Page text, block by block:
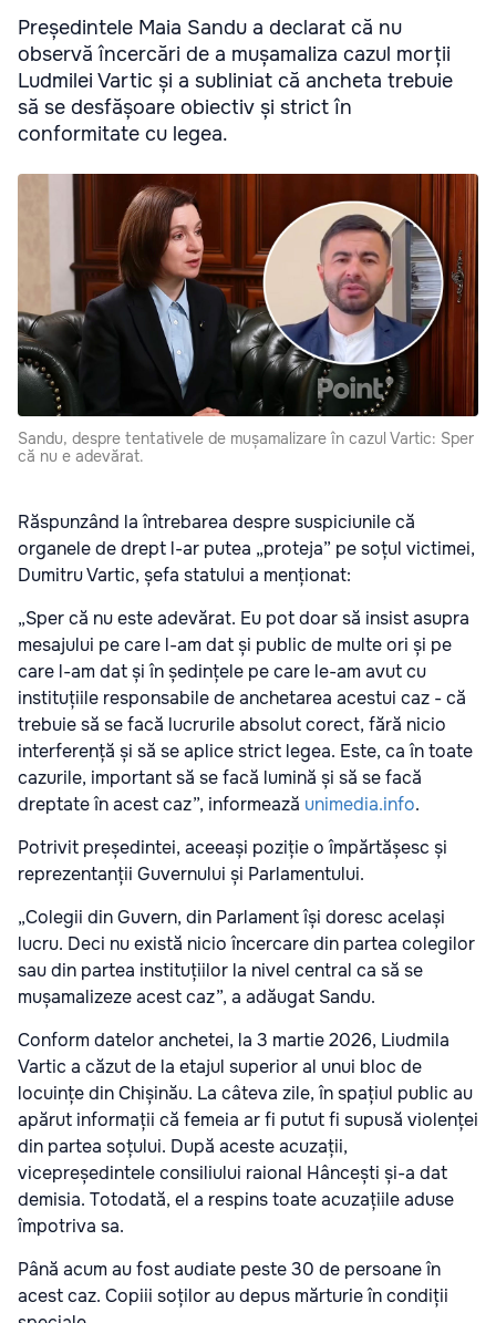
Președintele Maia Sandu a declarat că nu
observă încercări de a mușamaliza cazul morții
Ludmilei Vartic și a subliniat că ancheta trebuie
să se desfășoare obiectiv și strict în
conformitate cu legea.
Sandu, despre tentativele de mușamalizare în cazul Vartic: Sper
că nu e adevărat.
Răspunzând la întrebarea despre suspiciunile că
organele de drept l-ar putea „proteja” pe soțul victimei,
Dumitru Vartic, șefa statului a menționat:
„Sper că nu este adevărat. Eu pot doar să insist asupra
mesajului pe care l-am dat și public de multe ori și pe
care l-am dat și în ședințele pe care le-am avut cu
instituțiile responsabile de anchetarea acestui caz - că
trebuie să se facă lucrurile absolut corect, fără nicio
interferență și să se aplice strict legea. Este, ca în toate
cazurile, important să se facă lumină și să se facă
dreptate în acest caz”, informează unimedia.info.
Potrivit președintei, aceeași poziție o împărtășesc și
reprezentanții Guvernului și Parlamentului.
„Colegii din Guvern, din Parlament își doresc același
lucru. Deci nu există nicio încercare din partea colegilor
sau din partea instituțiilor la nivel central ca să se
mușamalizeze acest caz”, a adăugat Sandu.
Conform datelor anchetei, la 3 martie 2026, Liudmila
Vartic a căzut de la etajul superior al unui bloc de
locuințe din Chișinău. La câteva zile, în spațiul public au
apărut informații că femeia ar fi putut fi supusă violenței
din partea soțului. După aceste acuzații,
vicepreședintele consiliului raional Hâncești și-a dat
demisia. Totodată, el a respins toate acuzațiile aduse
împotriva sa.
Până acum au fost audiate peste 30 de persoane în
acest caz. Copiii soților au depus mărturie în condiții